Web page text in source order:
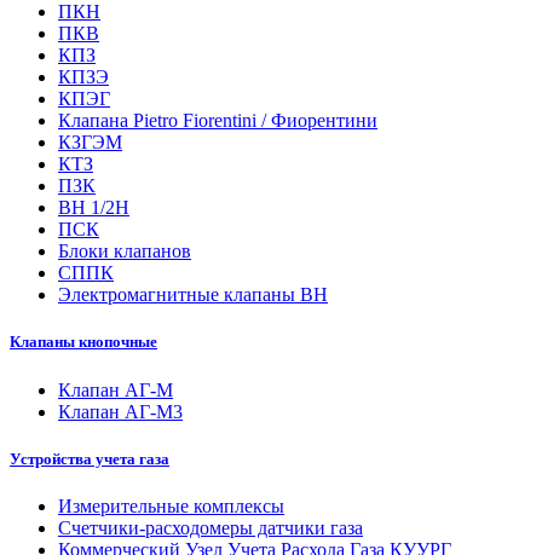
ПКН
ПКВ
КПЗ
КПЗЭ
КПЭГ
Клапана Pietro Fiorentini / Фиорентини
КЗГЭМ
КТЗ
ПЗК
ВН 1/2Н
ПСК
Блоки клапанов
СППК
Электромагнитные клапаны ВН
Клапаны кнопочные
Клапан АГ-М
Клапан АГ-М3
Устройства учета газа
Измерительные комплексы
Счетчики-расходомеры датчики газа
Коммерческий Узел Учета Расхода Газа КУУРГ